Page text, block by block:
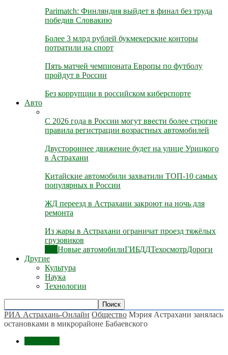
Parimatch: Финляндия выйдет в финал без труда
победив Словакию
Более 3 млрд рублей букмекерские конторы
потратили на спорт
Пять матчей чемпионата Европы по футболу
пройдут в России
Без коррупции в российском киберспорте
Авто
С 2026 года в России могут ввести более строгие
правила регистрации возрастных автомобилей
Двустороннее движение будет на улице Урицкого
в Астрахани
Китайские автомобили захватили ТОП-10 самых
популярных в России
ЖД переезд в Астрахани закроют на ночь для
ремонта
Из жары в Астрахани ограничат проезд тяжёлых
грузовиков
Новые автомобилиГИБДДТехосмотрДороги
Другие
Культура
Наука
Технологии
РИА Астрахань-Онлайн Общество Мэрия Астрахани занялась
остановками в микрорайоне Бабаевского